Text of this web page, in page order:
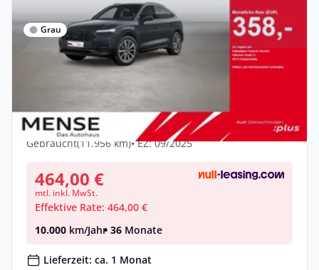
Grau
Privat & Gewerbe
Audi Q5 Sportback 50 TFSI e quattro S
tronic advanced
Hybrid •Automatik •
299 PS (220 kW)
Gebraucht(11.956 km)• EZ: 09/2025
464,00 €
mtl. inkl. MwSt.
Effektive Rate: 464,00 €
10.000 km/Jahr• 36 Monate
Lieferzeit: ca. 1 Monat